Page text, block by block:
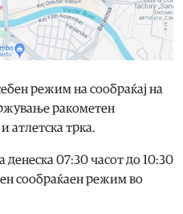
режим на сообраќај на
ракометен
атлетска трка.
денеска 07:30 часот до 10:30
сообраќаен режим во